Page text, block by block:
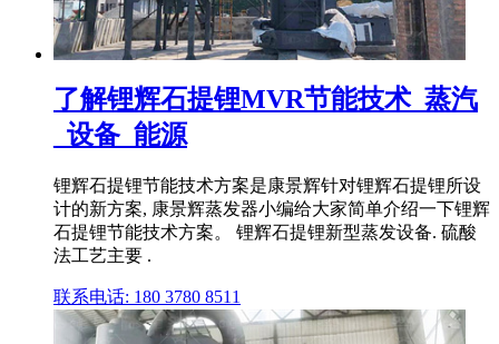
了解锂辉石提锂MVR节能技术_蒸汽
_设备_能源
锂辉石提锂节能技术方案是康景辉针对锂辉石提锂所设
计的新方案, 康景辉蒸发器小编给大家简单介绍一下锂辉
石提锂节能技术方案。 锂辉石提锂新型蒸发设备. 硫酸
法工艺主要 .
联系电话: 180 3780 8511